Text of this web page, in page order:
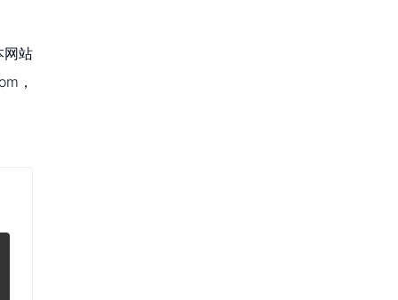
网站
，